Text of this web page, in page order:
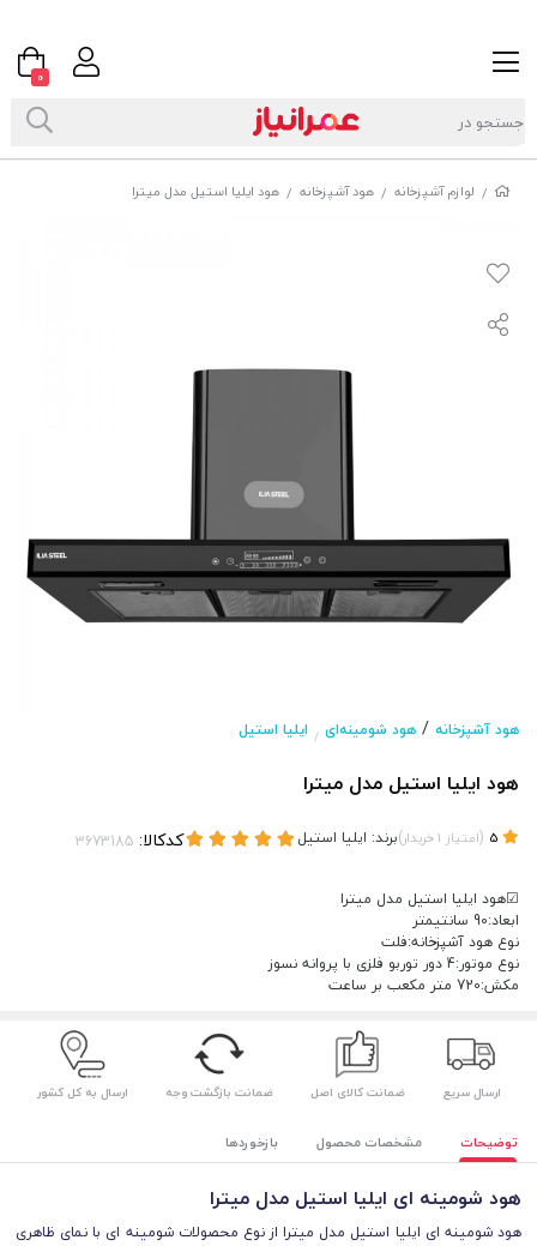
/ لوازم آشپزخانه / هود آشپزخانه / هود ایلیا استیل مدل میترا
هود آشپزخانه / هود شومینه‌ای / ایلیا استیل
هود ایلیا استیل مدل میترا
(امتیاز 1خریدار)برند: ایلیا استیل کدکالا:
☑هود ایلیا استیل مدل میترا
ابعاد:90 سانتیمتر
نوع هود آشپزخانه:فلت
نوع موتور:4 دور توربو فلزی با پروانه نسوز
مکش:720 متر مکعب بر ساعت
ارسال سریع ضمانت کالای اصل ضمانت بازگشت وجه ارسال به کل کشور
توضیحات مشخصات محصول بازخوردها
هود شومینه ای ایلیا استیل مدل میترا
هود شومینه ای ایلیا استیل مدل میترا از نوع محصولات شومینه ای با نمای ظاهری
0